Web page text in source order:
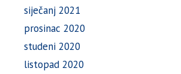
siječanj 2021
prosinac 2020
studeni 2020
listopad 2020